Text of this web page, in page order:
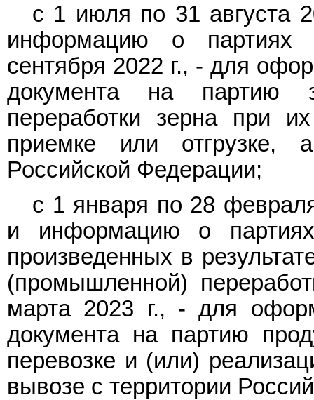
с 1 июля по 31 августа
информацию о партиях
сентября 2022 г., - для
документа на партию
переработки зерна при
приемке или отгрузке,
Российской Федерации;
с 1 января по 28
и информацию о партиях
произведенных в
(промышленной)
марта 2023 г., - для
документа на партию
перевозке и (или)
вывозе с территории